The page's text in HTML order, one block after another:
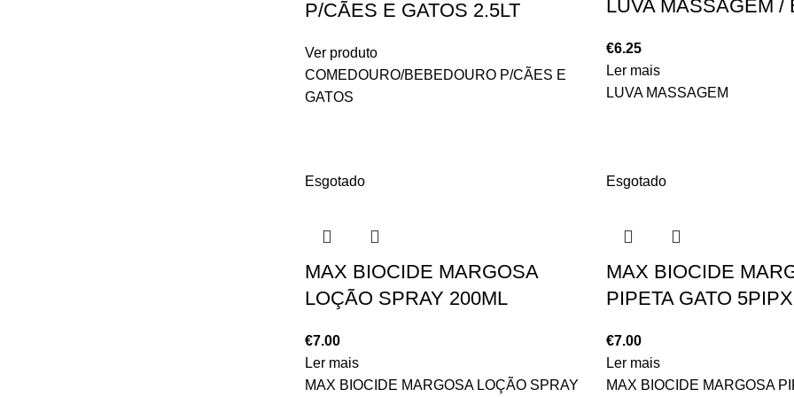
P/CÃES E GATOS 2.5LT
Ver produto
COMEDOURO/BEBEDOURO P/CÃES E
GATOS
LUVA MASSAGEM /
€6.25
Ler mais
LUVA MASSAGEM
Esgotado
MAX BIOCIDE MARGOSA
LOÇÃO SPRAY 200ML
€7.00
Ler mais
MAX BIOCIDE MARGOSA LOÇÃO SPRAY
Esgotado
MAX BIOCIDE
PIPETA GATO
€7.00
Ler mais
MAX BIOCIDE MARGOSA